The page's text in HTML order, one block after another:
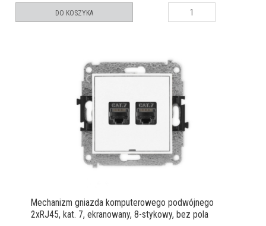
DO KOSZYKA
Mechanizm gniazda komputerowego podwójnego
2xRJ45, kat. 7, ekranowany, 8-stykowy, bez pola